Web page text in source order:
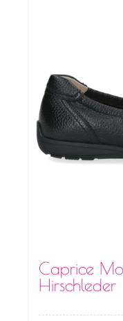
Caprice
Hirschleder